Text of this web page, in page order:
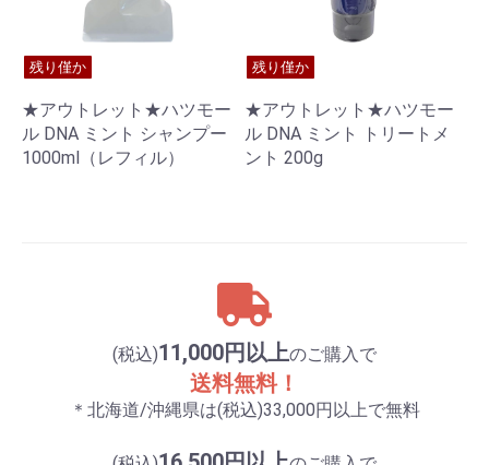
(税込)11,000円以上のご購入で
送料無料！
＊北海道/沖縄県は(税込)33,000円以上で無料
残り僅か
★アウトレット★ハツモー
ル DNA ミント シャンプー
1000ml（レフィル）
残り僅か
★アウトレット★ハツモー
ル DNA ミント トリートメ
ント 200g